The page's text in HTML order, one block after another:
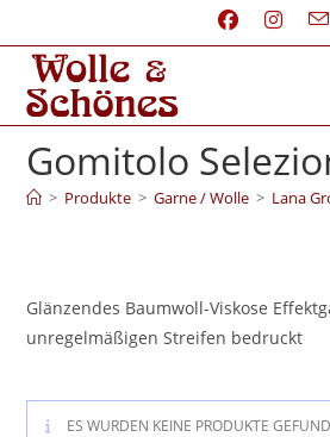
Gomitolo
> Produkte > Garne / Wolle > Lana
Glänzendes Baumwoll-Viskose
unregelmäßigen Streifen bedruckt
ES WURDEN KEINE PRODUKTE